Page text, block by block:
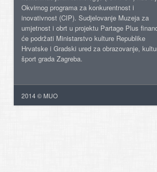
Okvirnog programa za konkurentnost i
inovativnost (CIP). Sudjelovanje Muzeja za
umjetnost i obrt u projektu Partage Plus
će podržati Ministarstvo kulture Republike
Hrvatske i Gradski ured za obrazovanje,
šport grada Zagreba.
2014 © MUO